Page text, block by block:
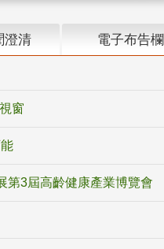
澄清 電子布告欄
第3屆高齡健康產業博覽會